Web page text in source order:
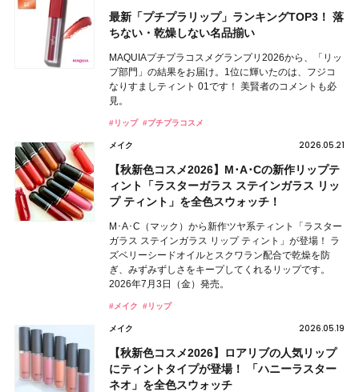
最新「プチプラリップ」ランキングTOP3！ 落
ちない・乾燥しない名品揃い
MAQUIAプチプラコスメグランプリ2026から、「リッ
プ部門」の結果をお届け。1位に輝いたのは、フジコ
なりすましティント 01です！ 美賢者のコメントも必
見。
#リップ #プチプラコスメ
メイク 2026.05.21
【秋新色コスメ2026】M･A･Cの新作リップテ
ィント「ラスターガラス ステインガラス リッ
プ ティント」を全色スウォッチ！
M･A･C（マック）から新作ツヤ系ティント「ラスター
ガラス ステインガラス リップ ティント」が登場！ ラ
ズベリーシードオイルとスクワラン配合で乾燥を防
ぎ、みずみずしさをキープしてくれるリップです。
2026年7月3日（金）発売。
#メイク #リップ
メイク 2026.05.19
【秋新色コスメ2026】ロアリブの人気リップ
にティントタイプが登場！ 「ハニーラスター
ネオ」を全色スウォッチ